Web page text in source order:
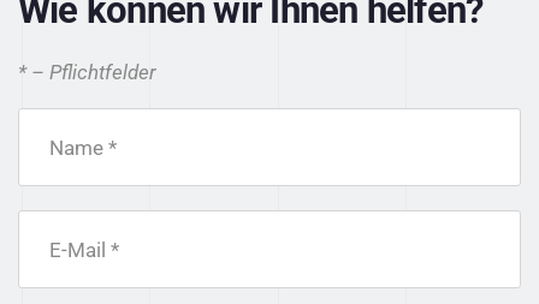
Wie können wir Ihnen helfen?
* – Pflichtfelder
Name *
E-Mail *